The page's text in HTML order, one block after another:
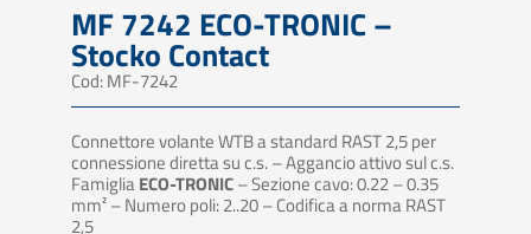
MF 7242 ECO-TRONIC –
Stocko Contact
Cod: MF-7242
Connettore volante WTB a standard RAST 2,5 per
connessione diretta su c.s. – Aggancio attivo sul c.s.
FamigliaECO-TRONIC– Sezione cavo: 0.22 – 0.35
mm² – Numero poli: 2..20 – Codifica a norma RAST
2,5